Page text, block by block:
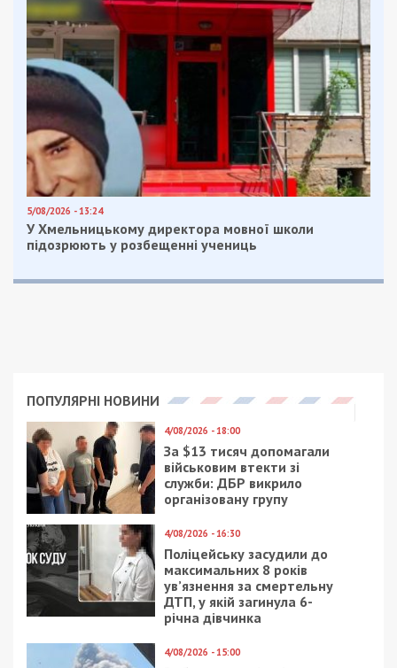
5/08/2026 - 13:24
У Хмельницькому директора мовної школи
підозрюють у розбещенні учениць
ПОПУЛЯРНІ НОВИНИ
4/08/2026 - 18:00
За $13 тисяч допомагали
військовим втекти зі
служби: ДБР викрило
організовану групу
4/08/2026 - 16:30
Поліцейську засудили до
максимальних 8 років
ув’язнення за смертельну
ДТП, у якій загинула 6-
річна дівчинка
4/08/2026 - 15:00